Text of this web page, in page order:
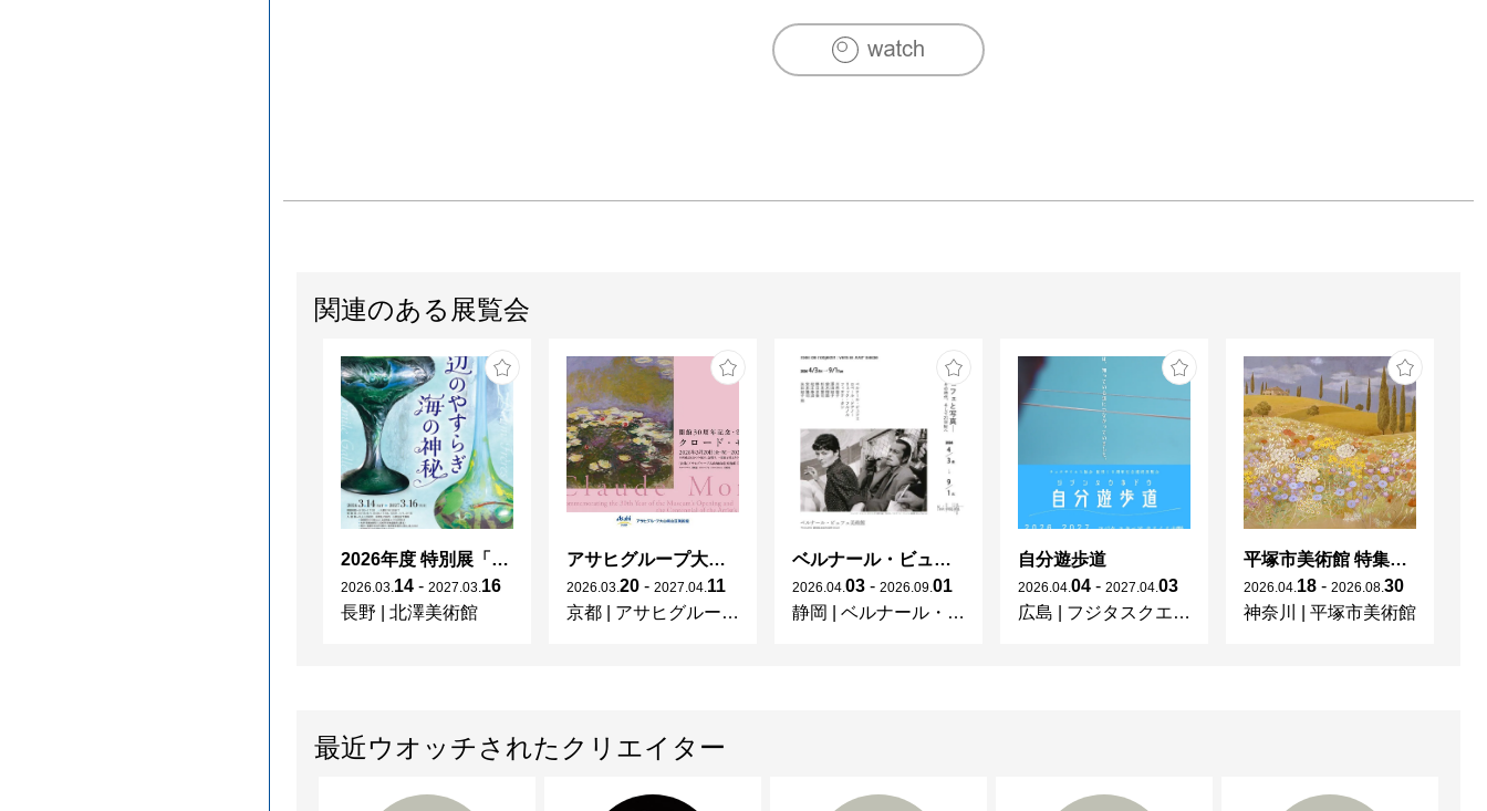
関連のある展覧会
2026年度 特別展「ガレとドーム、アール･ヌーヴォーのガラス 水辺のやすらぎ、海の神秘」
2026 03 14 - 2027 03 16
長野
北澤美術館
アサヒグループ大山崎山荘美術館 開館30周年記念展「没後100年 クロード・モネ」
2026 03 20 - 2027 04 11
京都
アサヒグループ大山崎山荘美術館
ベルナール・ビュフェと写真 ーカメラがとらえたビュフェとその時代、そして21 世紀へ
2026 04 03 - 2026 09 01
静岡
ベルナール・ビュフェ美術館
自分遊歩道
2026 04 04 - 2027 04 03
広島
フジタスクエアまるくる大野
平塚市美術館 特集展 花の表現、その多様性／特別展示 新収蔵品展
2026 04 18 - 2026 08 30
神奈川
平塚市美術館
最近ウオッチされたクリエイター